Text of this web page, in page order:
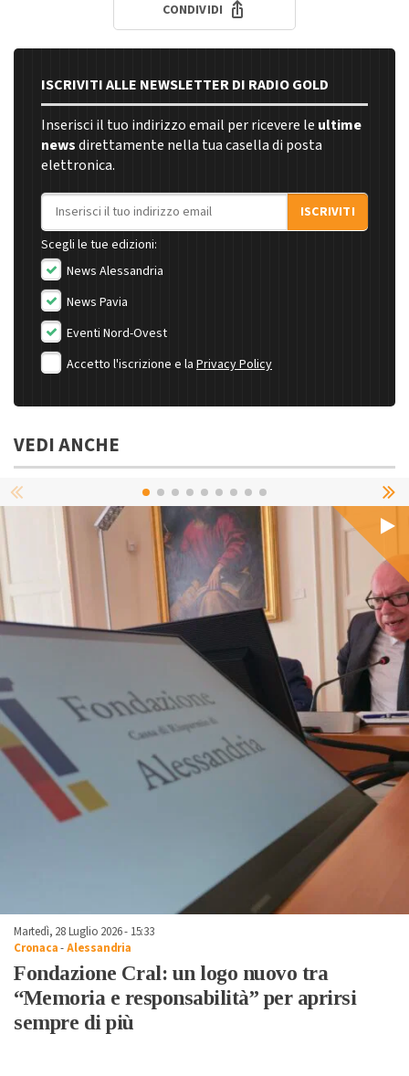
CONDIVIDI
ISCRIVITI ALLE NEWSLETTER DI RADIO GOLD
Inserisci il tuo indirizzo email per ricevere le ultime
newsdirettamente nella tua casella di posta
elettronica.
Indirizzo email
ISCRIVITI
Scegli le tue edizioni:
News Alessandria
News Pavia
Eventi Nord-Ovest
Accetto l'iscrizione e la Privacy Policy
VEDI ANCHE
Martedì, 28 Luglio 2026 - 15:33
Cronaca-Alessandria
Fondazione Cral: un logo nuovo tra
“Memoria e responsabilità” per aprirsi
sempre di più